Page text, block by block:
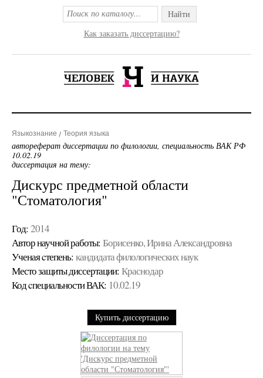
Найти
Как заказать диссертацию?
Языкознание Теория языка
автореферат диссертации по филологии, специальность ВАК РФ
10.02.19
диссертация на тему:
Дискурс предметной области
"Стоматология"
Год: 2014
Автор научной работы: Борисенко, Ирина Александровна
Ученая cтепень: кандидата филологических наук
Место защиты диссертации: Краснодар
Код cпециальности ВАК: 10.02.19
Купить диссертацию